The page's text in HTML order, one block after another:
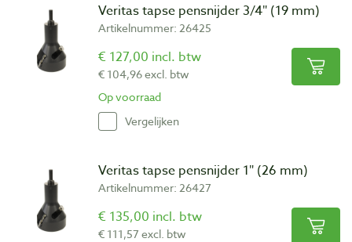
Veritas tapse pensnijder 3/4″ (19 mm)
Artikelnummer: 26425
€ 127,00 incl. btw
€ 104,96 excl. btw
Op voorraad
Vergelijken
Veritas tapse pensnijder 1″ (26 mm)
Artikelnummer: 26427
€ 135,00 incl. btw
€ 111,57 excl. btw